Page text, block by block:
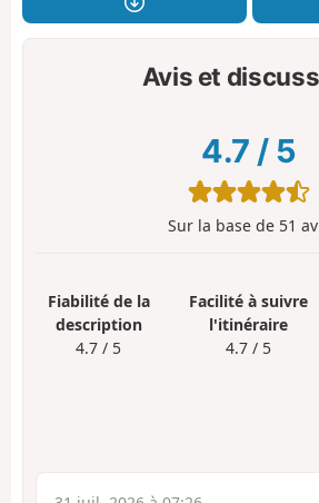
Avis et
4.7 / 5
Sur la base de 51
Fiabilité de la
description
4.7 / 5
Facilité à suivre
l'itinéraire
4.7 / 5